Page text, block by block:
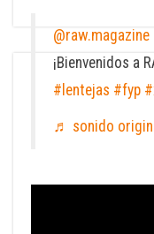
@raw.magazine
¡Bienvenidos a
#lentejas #fyp
♬ sonido